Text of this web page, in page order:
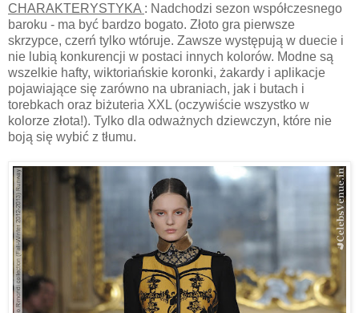
CHARAKTERYSTYKA : Nadchodzi sezon współczesnego
baroku - ma być bardzo bogato. Złoto gra pierwsze
skrzypce, czerń tylko wtóruje. Zawsze występują w duecie i
nie lubią konkurencji w postaci innych kolorów. Modne są
wszelkie hafty, wiktoriańskie koronki, żakardy i aplikacje
pojawiające się zarówno na ubraniach, jak i butach i
torebkach oraz biżuteria XXL (oczywiście wszystko w
kolorze złota!). Tylko dla odważnych dziewczyn, które nie
boją się wybić z tłumu.